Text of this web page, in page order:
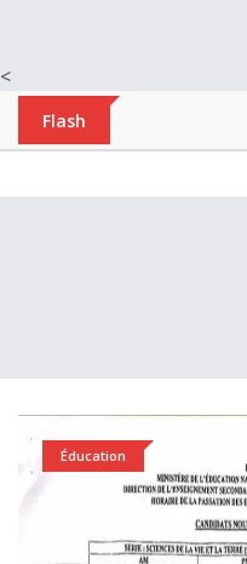
<
Flash
Éducation